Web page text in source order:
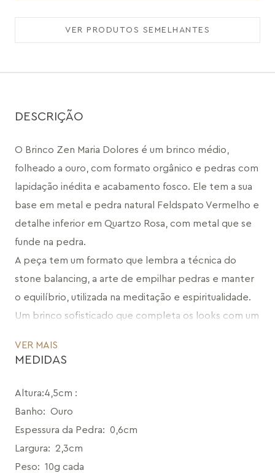
VER PRODUTOS SEMELHANTES
DESCRIÇÃO
O Brinco Zen Maria Dolores é um brinco médio,
folheado a ouro, com formato orgânico e pedras com
lapidação inédita e acabamento fosco. Ele tem a sua
base em metal e pedra natural Feldspato Vermelho e
detalhe inferior em Quartzo Rosa, com metal que se
funde na pedra.
A peça tem um formato que lembra a técnica do
stone balancing, a arte de empilhar pedras e manter
o equilíbrio, utilizada na meditação e espiritualidade.
Um brinco sofisticado que completa os looks com um
reorganizar, reiniciar o sistema e redescobrir o que de
fato nos inspira. É o momento de refazer o pacto
com a sua essência, recarregar as energias e
recuperar a harmonia."
CÓDIGO: MD1692.RN.345
VER MAIS
MEDIDAS
Altura:4,5cm :
Banho: Ouro
Espessura da Pedra: 0,6cm
Largura: 2,3cm
Peso: 10g cada